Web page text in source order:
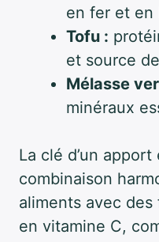
en fer et en
Tofu :
et source
Mélasse
minéraux
La clé d’un
combinaison
aliments avec
en vitamine C,